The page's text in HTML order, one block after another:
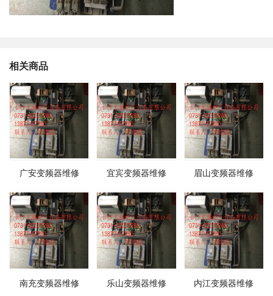
相关商品
广安变频器维修 宜宾变频器维修 眉山变频器维修
南充变频器维修 乐山变频器维修 内江变频器维修